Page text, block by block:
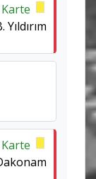
Yıldırım